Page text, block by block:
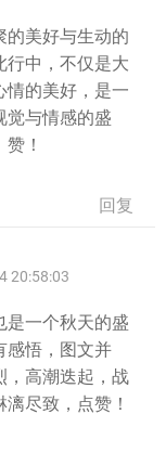
的美好与生动的
行中，不仅是大
情的美好，是一
觉与情感的盛
！
回复
20:58:03
是一个秋天的盛
感悟，图文并
，高潮迭起，战
尽致，点赞！